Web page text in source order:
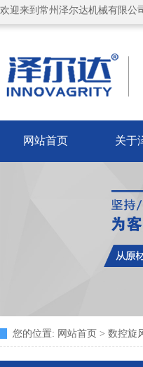
欢迎来到常州泽尔达机械有限公
网站首页 关于
您的位置: 网站首页 > 数控旋